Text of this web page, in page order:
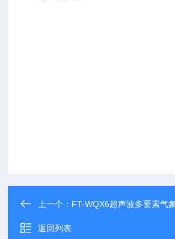
上一个： FT-WQX6超声波多要素气
返回列表